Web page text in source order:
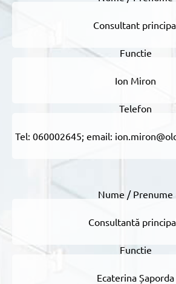
Consultant
Ion Miron
Tel: 060002645; email:
Consultantă
Ecaterina Șaporda